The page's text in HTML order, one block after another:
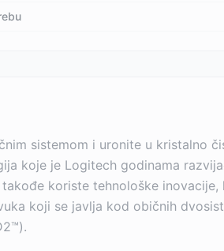
sistemom i uronite u kristalno
koje je Logitech godinama
koriste tehnološke inovacije,
koji se javlja kod običnih